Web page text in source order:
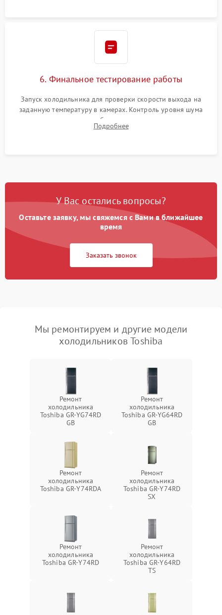
6. Финальное тестирование работы
Запуск холодильника для проверки скорости выхода на
заданную температуру в камерах. Контроль уровня шума
компрессора, отсутствия обмерзания стенок и корректного
срабатывания системы автоматической оттайки.
Подробнее
У Вас остались вопросы?
Оставьте заявку, мы свяжемся с Вами в ближайшее
время
Заказать звонок
Мы ремонтируем и другие модели
холодильников Toshiba
Ремонт
холодильника
Toshiba GR-YG74RD
GB
Ремонт
холодильника
Toshiba GR-YG64RD
GB
Ремонт
холодильника
Toshiba GR-Y74RDA
Ремонт
холодильника
Toshiba GR-Y74RD
SX
Ремонт
холодильника
Toshiba GR-Y74RD
Ремонт
холодильника
Toshiba GR-Y64RD
TS